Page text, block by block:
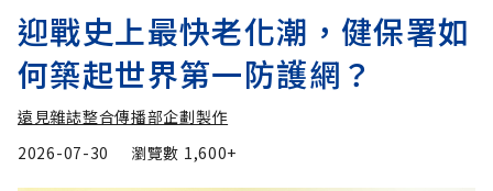
迎戰史上最快老化潮，健保署如
何築起世界第一防護網？
遠見雜誌整合傳播部企劃製作
2026-07-30
瀏覽數 1,600+